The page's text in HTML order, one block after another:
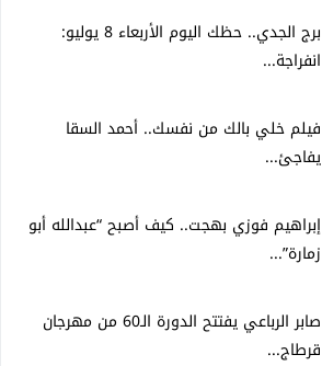
برج الجدي.. حظك اليوم الأربعاء 8 يوليو:
انفراجة...
فيلم خلي بالك من نفسك.. أحمد السقا
يفاجئ...
إبراهيم فوزي بهجت.. كيف أصبح “عبدالله أبو
زمارة”...
صابر الرباعي يفتتح الدورة الـ60 من مهرجان
قرطاج...